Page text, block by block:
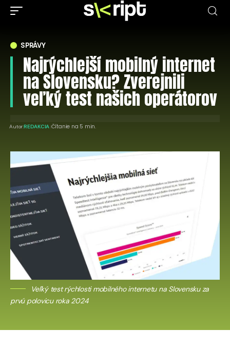
SPRÁVY
Najrýchlejší mobilný internet
na Slovensku? Zverejnili
veľký test našich operátorov
Autor:REDAKCIA Čítanie na 5 min.
Veľký test rýchlosti mobilného internetu na Slovensku za
prvú polovicu roka 2024